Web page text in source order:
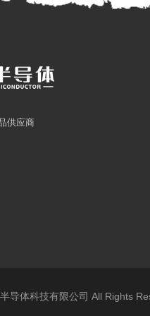
供应商
导体科技有限公司 All Rights